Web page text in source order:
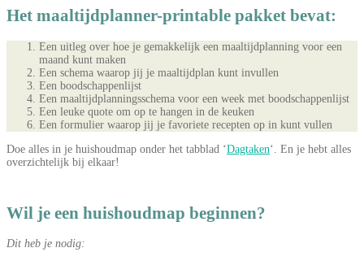
Het maaltijdplanner-printable pakket bevat:
Een uitleg over hoe je gemakkelijk een maaltijdplanning voor een
maand kunt maken
Een schema waarop jij je maaltijdplan kunt invullen
Een boodschappenlijst
Een maaltijdplanningsschema voor een week met boodschappenlijst
Een leuke quote om op te hangen in de keuken
Een formulier waarop jij je favoriete recepten op in kunt vullen
Doe alles in je huishoudmap onder het tabblad ‘Dagtaken‘. En je hebt alles
overzichtelijk bij elkaar!
Wil je een huishoudmap beginnen?
Dit heb je nodig: